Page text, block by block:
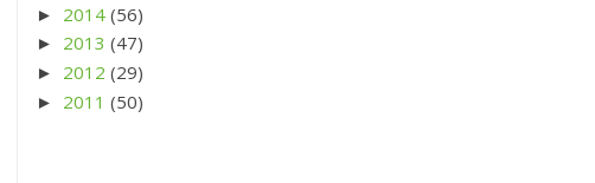
► 2014 (56)
► 2013 (47)
► 2012 (29)
► 2011 (50)